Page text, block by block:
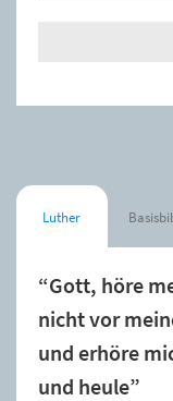
Luther
“Gott, höre
nicht vor
und erhöre
und heule”